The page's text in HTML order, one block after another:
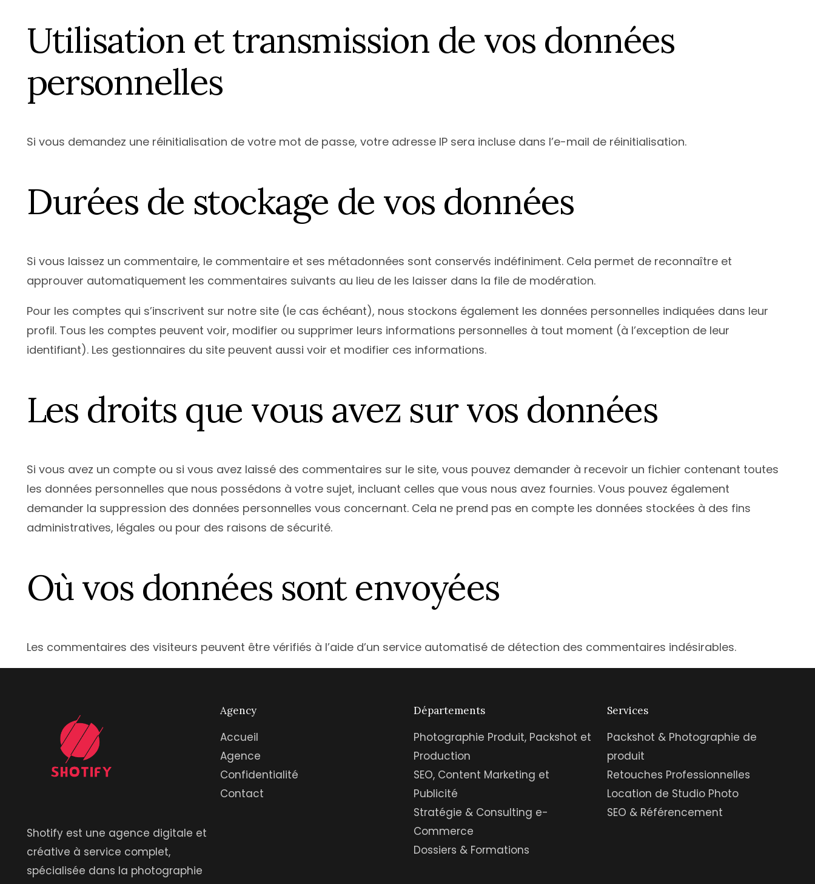
Utilisation et transmission de vos données
personnelles
Si vous demandez une réinitialisation de votre mot de passe, votre adresse IP sera incluse dans l’e-mail de réinitialisation.
Durées de stockage de vos données
Si vous laissez un commentaire, le commentaire et ses métadonnées sont conservés indéfiniment. Cela permet de reconnaître et
approuver automatiquement les commentaires suivants au lieu de les laisser dans la file de modération.
Pour les comptes qui s’inscrivent sur notre site (le cas échéant), nous stockons également les données personnelles indiquées dans leur
profil. Tous les comptes peuvent voir, modifier ou supprimer leurs informations personnelles à tout moment (à l’exception de leur
identifiant). Les gestionnaires du site peuvent aussi voir et modifier ces informations.
Les droits que vous avez sur vos données
Si vous avez un compte ou si vous avez laissé des commentaires sur le site, vous pouvez demander à recevoir un fichier contenant toutes
les données personnelles que nous possédons à votre sujet, incluant celles que vous nous avez fournies. Vous pouvez également
demander la suppression des données personnelles vous concernant. Cela ne prend pas en compte les données stockées à des fins
administratives, légales ou pour des raisons de sécurité.
Où vos données sont envoyées
Les commentaires des visiteurs peuvent être vérifiés à l’aide d’un service automatisé de détection des commentaires indésirables.
Shotify est une agence digitale et
créative à service complet,
spécialisée dans la photographie
Agency
Accueil
Agence
Confidentialité
Contact
Départements
Photographie Produit, Packshot et
Production
SEO, Content Marketing et
Publicité
Stratégie & Consulting e-
Commerce
Dossiers & Formations
Services
Packshot & Photographie de
produit
Retouches Professionnelles
Location de Studio Photo
SEO & Référencement